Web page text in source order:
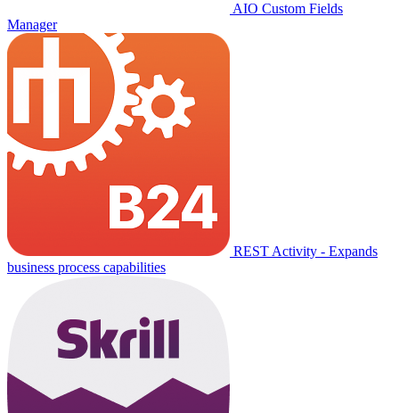
AIO Custom Fields
Manager
REST Activity - Expands
business process capabilities